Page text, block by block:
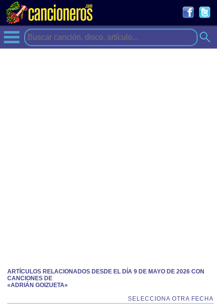
ARTÍCULOS RELACIONADOS DESDE EL DÍA 9 DE MAYO DE 2026 CON
CANCIONES DE
«ADRIÁN GOIZUETA»
SELECCIONA OTRA FECHA